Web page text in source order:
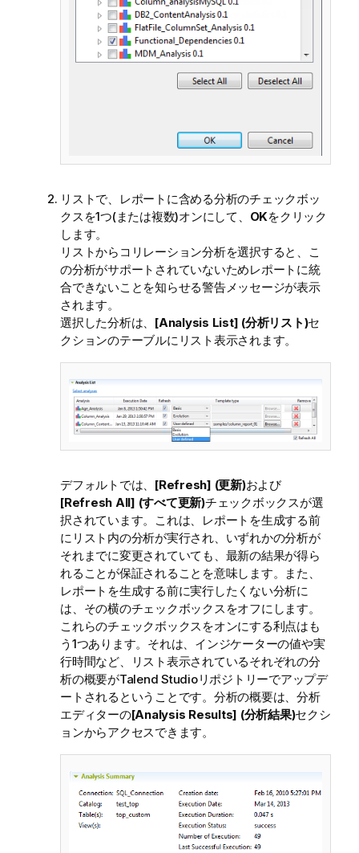
リストで、レポートに含める分析のチェックボッ
クスを1つ(または複数)オンにして、 OKをクリック
します。
リストからコリレーション分析を選択すると、こ
の分析がサポートされていないためレポートに統
合できないことを知らせる警告メッセージが表示
されます。
選択した分析は、 [Analysis List] (分析リスト)セ
クションのテーブルにリスト表示されます。
デフォルトでは、 [Refresh] (更新)および
[Refresh All] (すべて更新)チェックボックスが選
択されています。これは、レポートを生成する前
にリスト内の分析が実行され、いずれかの分析が
それまでに変更されていても、最新の結果が得ら
れることが保証されることを意味します。また、
レポートを生成する前に実行したくない分析に
は、その横のチェックボックスをオフにします。
これらのチェックボックスをオンにする利点はも
う1つあります。それは、インジケーターの値や実
行時間など、リスト表示されているそれぞれの分
析の概要がTalend Studioリポジトリーでアップデ
ートされるということです。分析の概要は、分析
エディターの[Analysis Results] (分析結果)セクシ
ョンからアクセスできます。